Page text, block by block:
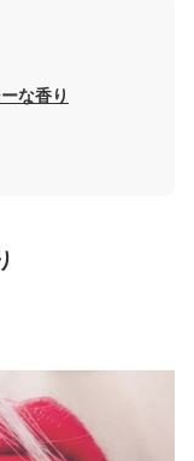
な香り